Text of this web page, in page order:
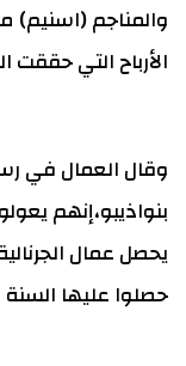
والمناجم (اسنيم)
الأرباح التي حققت
وقال العمال في
بنواذيبو،إنهم
يحصل عمال
حصلوا عليها